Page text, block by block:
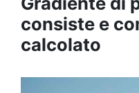
consiste e
calcolato